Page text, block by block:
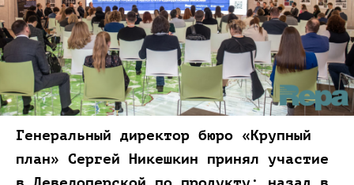
Генеральный директор бюро «Крупный
план» Сергей Никешкин принял участие